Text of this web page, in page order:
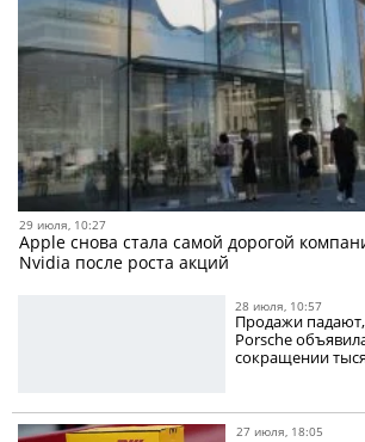
29 июля, 10:27
Apple снова стала самой дорогой
Nvidia после роста акций
28 июля, 10:57
Продажи
Porsche
сокращении
27 июля, 18:05